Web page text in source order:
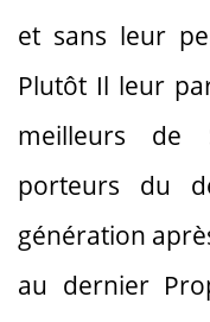
et sans leur
Plutôt Il leur
meilleurs de
porteurs du
génération
au dernier